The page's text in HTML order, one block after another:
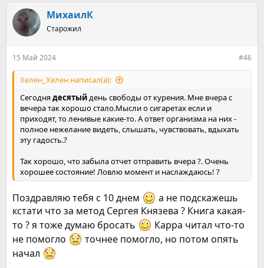
к
ц
и
МихаилК
Старожил
15 Май 2024 #46
Хелен_Хелен написал(а):
Сегоднядесятыйдень свободы от курения. Мне вчера с
вечера так хорошо стало.Мысли о сигаретах если и
приходят, то ленивые какие-то. А ответ организма на них -
полное нежелание видеть, слышать, чувствовать, вдыхать
эту гадость.?
Так хорошо, что забыла отчет отправить вчера ?. Очень
хорошее состояние! Ловлю момент и наслаждаюсь! ?
Поздравляю тебя с 10 днем
а не подскажешь
кстати что за метод Сергея Князева ? Книга какая-
то ? я тоже думаю бросать
Карра читал что-то
не помогло
точнее помогло, но потом опять
начал